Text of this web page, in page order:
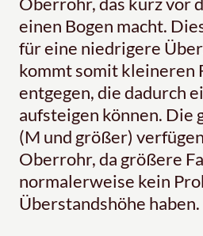
einen Bogen macht.
für eine niedrigere
kommt somit kleineren
entgegen, die dadurch
aufsteigen können. Die
(M und größer)
Oberrohr, da größere
normalerweise kein
Überstandshöhe haben.